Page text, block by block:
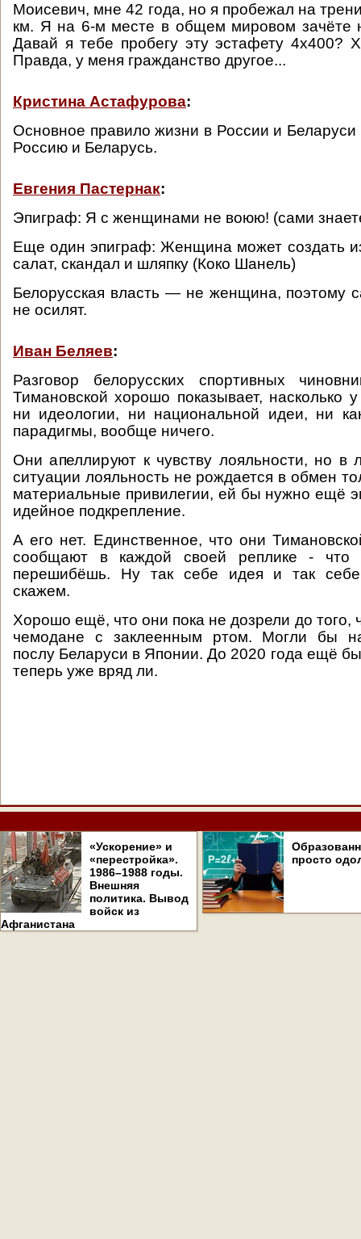
Моисевич, мне 42 года, но я пробежал на
км. Я на 6-м месте в общем мировом зачёте
Давай я тебе пробегу эту эстафету 4х400?
Правда, у меня гражданство другое...
Кристина Астафурова:
Основное правило жизни в России и Беларуси
Россию и Беларусь.
Евгения Пастернак:
Эпиграф: Я с женщинами не воюю! (сами
Еще один эпиграф: Женщина может создать
салат, скандал и шляпку (Коко Шанель)
Белорусская власть — не женщина, поэтому
не осилят.
Иван Беляев:
Разговор белорусских спортивных
Тимановской хорошо показывает, насколько
ни идеологии, ни национальной идеи, ни
парадигмы, вообще ничего.
Они апеллируют к чувству лояльности, но в
ситуации лояльность не рождается в обмен
материальные привилегии, ей бы нужно ещё
идейное подкрепление.
А его нет. Единственное, что они
сообщают в каждой своей реплике - что
перешибёшь. Ну так себе идея и так
скажем.
Хорошо ещё, что они пока не дозрели до того,
чемодане с заклеенным ртом. Могли бы
послу Беларуси в Японии. До 2020 года ещё бы
теперь уже вряд ли.
«Ускорение» и
«перестройка».
1986–1988 годы.
Внешняя
политика. Вывод
войск из
Афганистана
просто